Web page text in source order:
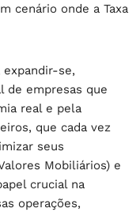
cenário onde a Taxa
se,
de empresas que
real e pela
que cada vez
seus
Mobiliários) e
crucial na
operações,